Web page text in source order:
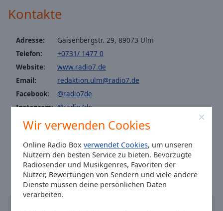
Wir verwenden Cookies
Online Radio Boxverwendet Cookies, um unseren
Nutzern den besten Service zu bieten. Bevorzugte
Radiosender und Musikgenres, Favoriten der
Nutzer, Bewertungen von Sendern und viele andere
Dienste müssen deine persönlichen Daten
verarbeiten.
Area
Opacity
Font
Family
Kontakte
Adresse:
Gaisenbergstr. 29, 89073 Ulm
Telefon:
+0731/ 1477 0
Website:
www.radio7.de
Email:
redaktion.ulm@radio7.de
Facebook:
@radio7de
Instagram: @radio7de
Tiktok:
@radio7online
Ortszeit in Ulm: 06:24,08.07.2026